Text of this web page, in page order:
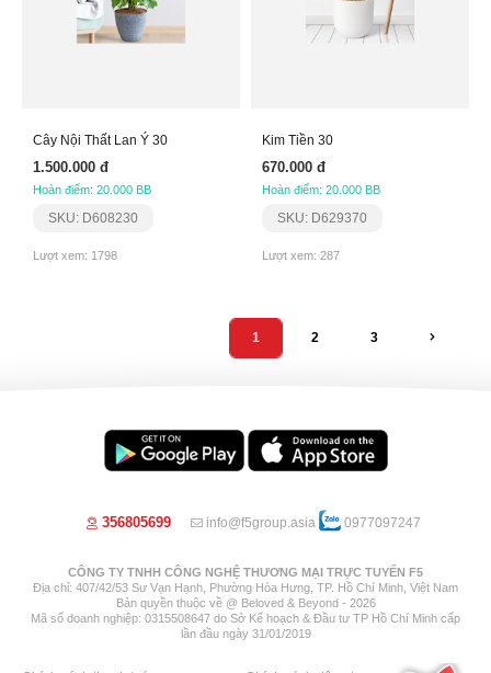
Cây Nội Thất Lan Ý 30
1.500.000 đ
Hoàn điểm: 20.000 BB
SKU: D608230
Lượt xem: 1798
Kim Tiền 30
670.000 đ
Hoàn điểm: 20.000 BB
SKU: D629370
Lượt xem: 287
1 2 3
356805699 info@f5group.asia 0977097247
CÔNG TY TNHH CÔNG NGHỆ THƯƠNG MẠI TRỰC TUYẾN F5
Địa chỉ: 407/42/53 Sư Vạn Hạnh, Phường Hòa Hưng, TP. Hồ Chí Minh, Việt Nam
Bản quyền thuộc về @ Beloved & Beyond - 2026
Mã số doanh nghiệp: 0315508647 do Sở Kế hoạch & Đầu tư TP Hồ Chí Minh cấp
lần đầu ngày 31/01/2019